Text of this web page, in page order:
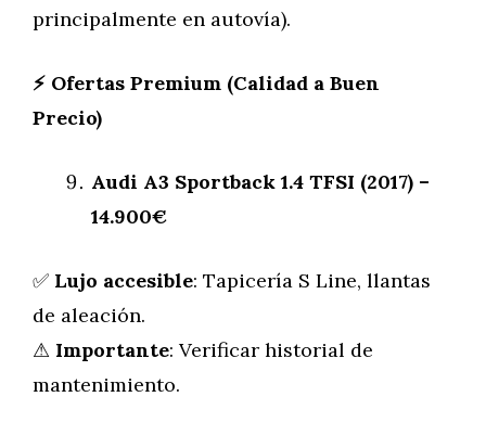
principalmente en autovía).
⚡ Ofertas Premium (Calidad a Buen
Precio)
Audi A3 Sportback 1.4 TFSI (2017) –
14.900€
✅ Lujo accesible: Tapicería S Line, llantas
de aleación.
⚠ Importante: Verificar historial de
mantenimiento.